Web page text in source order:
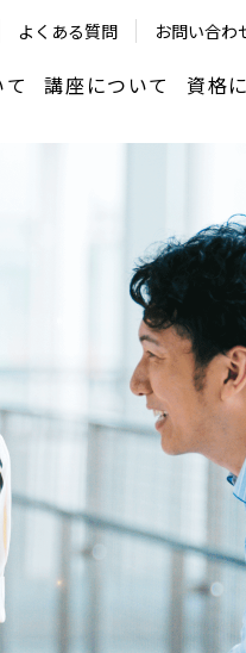
®実践CLUB
ジメントシステム
ュー
講座について 資格
┗
┗
よくある質問 お問い合わ